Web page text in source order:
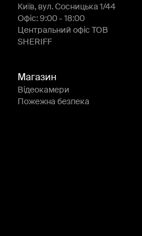
Київ, вул. Сосницька 1/44
Офіс: 9:00 - 18:00
Центральний офіс ТОВ
SHERIFF
Магазин
Відеокамери
Пожежна безпека